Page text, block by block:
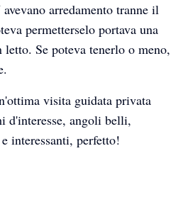
arredamento tranne il
permetterselo portava una
Se poteva tenerlo o meno,
visita guidata privata
d'interesse, angoli belli,
interessanti, perfetto!